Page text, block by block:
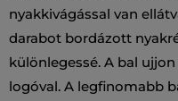
nyakkivágással van
darabot bordázott
különlegessé. A bal
logóval. A legfinomabb